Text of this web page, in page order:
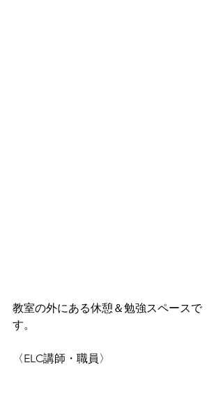
教室の外にある休憩＆勉強スペースで
す。
〈ELC講師・職員〉